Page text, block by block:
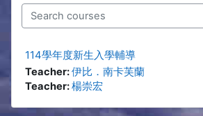
Search courses
114學年度新生入學輔導
Teacher:伊比．南卡芙蘭
Teacher:楊崇宏